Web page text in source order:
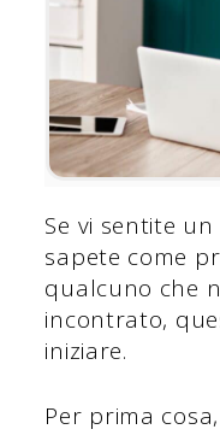
Se vi sentite
sapete come
qualcuno che
incontrato,
iniziare.
Per prima